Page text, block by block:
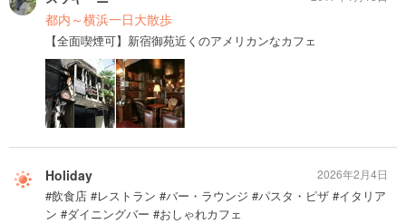
都内～横浜一日大散歩
【全面喫煙可】新宿御苑近くのアメリカンなカフェ
Holiday
#飲食店 #レストラン #バー・ラウンジ #パスタ・ピザ #イタリア
ン #ダイニングバー #おしゃれカフェ
2026年2月4日